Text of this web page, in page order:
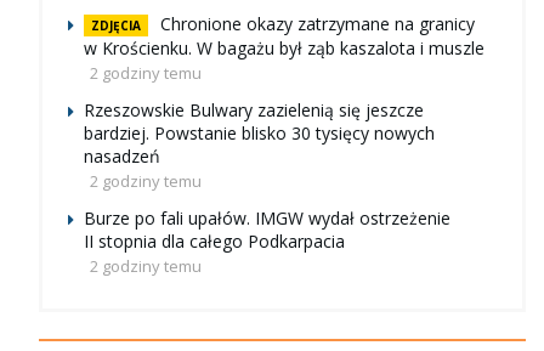
ZDJĘCIA
Chronione okazy zatrzymane na granicy
w Krościenku. W bagażu był ząb kaszalota i muszle
2 godziny temu
Rzeszowskie Bulwary zazielenią się jeszcze
bardziej. Powstanie blisko 30 tysięcy nowych
nasadzeń
2 godziny temu
Burze po fali upałów. IMGW wydał ostrzeżenie
II stopnia dla całego Podkarpacia
2 godziny temu